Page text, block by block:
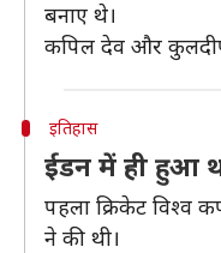
बनाए थे।
कपिल देव और कुलदीप
इतिहास
ईडन में ही हुआ
पहला क्रिकेट विश्व
ने की थी।